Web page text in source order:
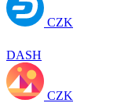
CZK
DASH
CZK